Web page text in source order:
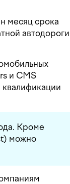
месяц срока
автодороги
и CMS
Кроме
можно